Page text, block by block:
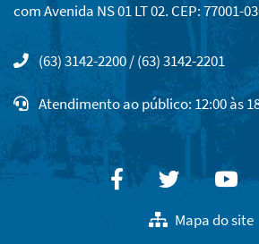
com Avenida NS 01 LT 02. CEP: 77001-
(63) 3142-2200 / (63) 3142-2201
Atendimento ao público: 12:00 às
FacebookTwitter
Mapa do site